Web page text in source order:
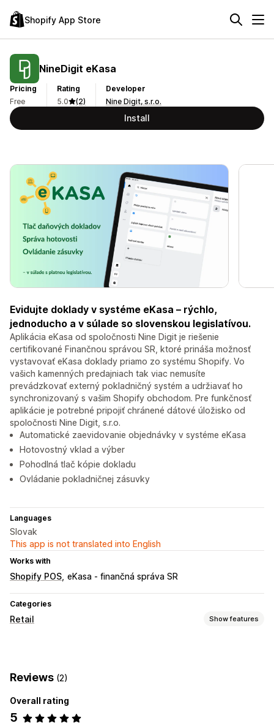
Shopify App Store
NineDigit eKasa
Pricing
Free
Rating
5.0
(2)
Developer
Nine Digit, s.r.o.
Install
Evidujte doklady v systéme eKasa – rýchlo,
jednoducho a v súlade so slovenskou legislatívou.
Aplikácia eKasa od spoločnosti Nine Digit je riešenie
certifikované Finančnou správou SR, ktoré prináša možnosť
vystavovať eKasa doklady priamo zo systému Shopify. Vo
vašich kamenných predajniach tak viac nemusíte
prevádzkovať externý pokladničný systém a udržiavať ho
synchronizovaný s vašim Shopify obchodom. Pre funkčnosť
aplikácie je potrebné pripojiť chránené dátové úložisko od
spoločnosti Nine Digit, s.r.o.
Automatické zaevidovanie objednávky v systéme eKasa
Hotovostný vklad a výber
Pohodlná tlač kópie dokladu
Ovládanie pokladničnej zásuvky
Languages
Slovak
This app is not translated into English
Works with
Shopify POS eKasa - finančná správa SR
Categories
Retail Show features
Reviews (2)
Overall rating
5